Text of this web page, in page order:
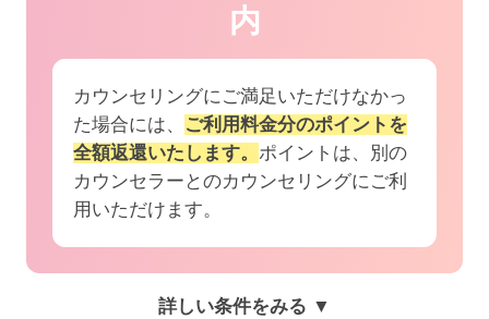
内
カウンセリングにご満足いただけなかっ
た場合には、
ご利用料金分のポイントを
全額返還いたします。 ポイントは、別の
カウンセラーとのカウンセリングにご利
用いただけます。
詳しい条件をみる ▼